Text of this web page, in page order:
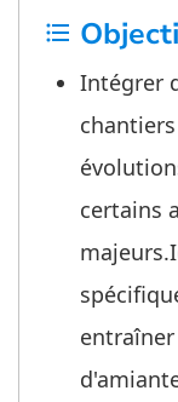
format_list_bulleted
Intégrer
certains